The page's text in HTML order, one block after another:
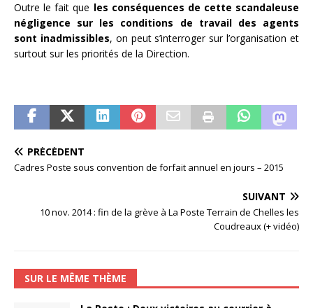
Outre le fait que les conséquences de cette scandaleuse
négligence sur les conditions de travail des agents
sont inadmissibles, on peut s’interroger sur l’organisation et
surtout sur les priorités de la Direction.
PRÉCÉDENT
Cadres Poste sous convention de forfait annuel en jours – 2015
SUIVANT
10 nov. 2014 : fin de la grève à La Poste Terrain de Chelles les
Coudreaux (+ vidéo)
SUR LE MÊME THÈME